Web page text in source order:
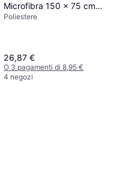
Microfibra 150 x 75 cm
Asciugamano
Poliestere
26,87 €
O 3 pagamenti di 8,95 €
4 negozi